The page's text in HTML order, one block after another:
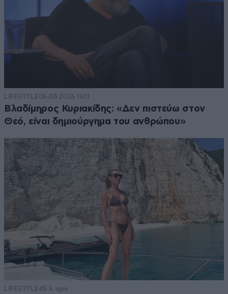
LIFESTYLE06·08·2026 16:11
Βλαδίμηρος Κυριακίδης: «Δεν πιστεύω στον
Θεό, είναι δημιούργημα του ανθρώπου»
LIFESTYLE45 λ. πριν